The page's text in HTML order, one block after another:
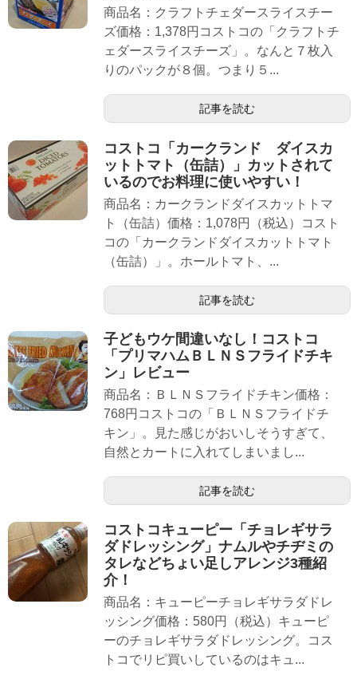
商品名：クラフトチェダースライスチー
ズ価格：1,378円コストコの「クラフトチ
ェダースライスチーズ」。なんと７枚入
りのパックが８個。つまり５...
記事を読む
コストコ「カークランド ダイスカ
ットトマト（缶詰）」カットされて
いるのでお料理に使いやすい！
商品名：カークランドダイスカットトマ
ト（缶詰）価格：1,078円（税込）コスト
コの「カークランドダイスカットトマト
（缶詰）」。ホールトマト、...
記事を読む
子どもウケ間違いなし！コストコ
「プリマハムＢＬＮＳフライドチキ
ン」レビュー
商品名：ＢＬＮＳフライドチキン価格：
768円コストコの「ＢＬＮＳフライドチ
キン」。見た感じがおいしそうすぎて、
自然とカートに入れてしまいまし...
記事を読む
コストコキューピー「チョレギサラ
ダドレッシング」ナムルやチヂミの
タレなどちょい足しアレンジ3種紹
介！
商品名：キューピーチョレギサラダドレ
ッシング価格：580円（税込）キューピ
ーのチョレギサラダドレッシング。コス
トコでリピ買いしているのはキュ...